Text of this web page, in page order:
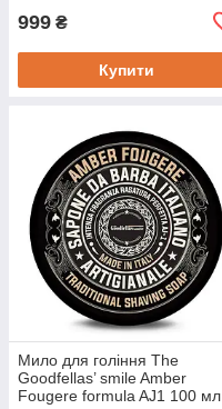
999 ₴
Купити
Мило для гоління The
Goodfellas’ smile Amber
Fougere formula AJ1 100 мл